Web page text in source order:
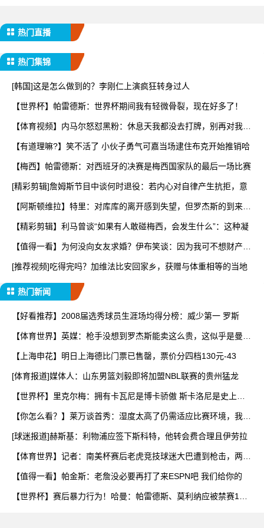
热门直播
热门集锦
[韩国]这是怎么做到的？李刚仁上演疯狂转身过人
【世界杯】帕雷德斯：世界杯期间我有轻微骨裂，现在好多了！
【体育视频】内马尔怒怼黑粉：休息天我都没去打牌，别再对我指
【有道理嘛?】笑不活了 小伙子勇气可嘉当场逮住布克开始推销哈
【梅西】帕雷德斯：对西班牙的决赛是梅西国家队的最后一场比赛
[精彩剪辑]詹姆斯节目中谈何时退役：若内心对自律产生抗拒，意
【阿斯顿维拉】特里：对库库的离开感到失望，但罗杰斯的到来又
【精彩剪辑】利马曾谈“如果有人敢碰梅西，会发生什么”：这种凝
【值得一看】为何没向女友求婚？伊布笑谈：因为我可不想财产被
[推荐视频]吃得完吗？加维法比安回家乡，获赠与体重相等的当地
热门新闻
【好看推荐】2008届选秀球员生涯场均得分榜：威少第一 罗斯
【体育世界】英媒：枪手没想到罗杰斯能卖这么贵，这似乎是曼城
【上海申花】明日上海德比门票已售罄，票价分四档130元-43
[体育报道]媒体人：山东男篮刘毅即将加盟NBL联赛的贵州猛龙
【世界杯】里克尔梅：拥有卡瓦尼是博卡骄傲 斯卡洛尼是史上最
【你怎么看？】莱万谈首秀：湿度太高了仍需适应比赛环境，我还
[球迷报道]赫斯基：利物浦应签下斯科特，他转会费合理且伊劳拉
【体育世界】记者：南美杯赛后老虎竞技球迷大巴遭到枪击，两人
【值得一看】帕金斯：老詹没必要再打了来ESPN吧 我们给你的
【世界杯】赛后暴力行为！哈曼：帕雷德斯、莫利纳应被禁赛1